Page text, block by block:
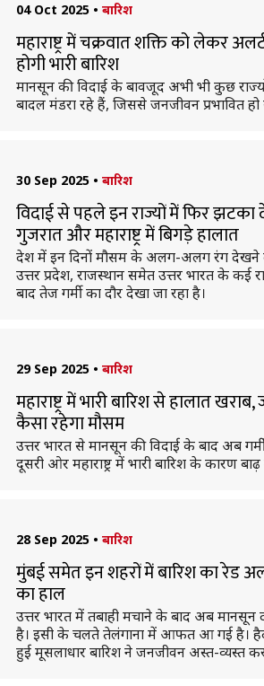
04 Oct 2025 • बारिश
महाराष्ट्र में चक्रवात शक्ति को लेकर
होगी भारी बारिश
मानसून की विदाई के बावजूद अभी भी कुछ
बादल मंडरा रहे हैं, जिससे जनजीवन प्रभावित
30 Sep 2025 • बारिश
विदाई से पहले इन राज्यों में फिर झटका
गुजरात और महाराष्ट्र में बिगड़े हालात
देश में इन दिनों मौसम के अलग-अलग रंग देखने
उत्तर प्रदेश, राजस्थान समेत उत्तर भारत के कई
बाद तेज गर्मी का दौर देखा जा रहा है।
29 Sep 2025 • बारिश
महाराष्ट्र में भारी बारिश से हालात
कैसा रहेगा मौसम
उत्तर भारत से मानसून की विदाई के बाद अब
दूसरी ओर महाराष्ट्र में भारी बारिश के कारण
28 Sep 2025 • बारिश
मुंबई समेत इन शहरों में बारिश का रेड
का हाल
उत्तर भारत में तबाही मचाने के बाद अब मानसून
है। इसी के चलते तेलंगाना में आफत आ गई है।
हुई मूसलाधार बारिश ने जनजीवन अस्त-व्यस्त